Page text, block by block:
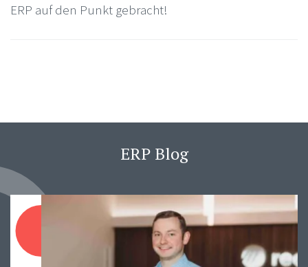
ERP auf den Punkt gebracht!
ERP Blog